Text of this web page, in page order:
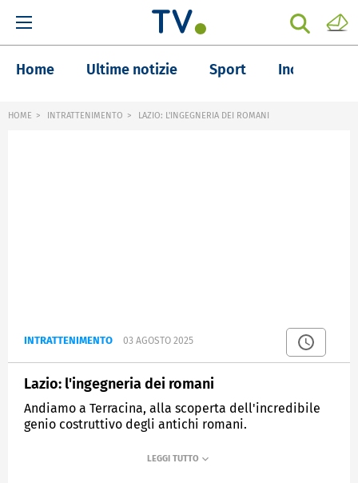
Home Ultime notizie Sport Inchieste
HOME INTRATTENIMENTO LAZIO: L'INGEGNERIA DEI ROMANI
INTRATTENIMENTO 03 AGOSTO 2025
Lazio: l'ingegneria dei romani
Andiamo a Terracina, alla scoperta dell'incredibile
genio costruttivo degli antichi romani.
FREEDOM - OLTRE IL CONFINE